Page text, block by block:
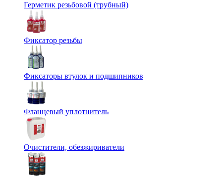
Герметик резьбовой (трубный)
Фиксатор резьбы
Фиксаторы втулок и подшипников
Фланцевый уплотнитель
Очистители, обезжириватели